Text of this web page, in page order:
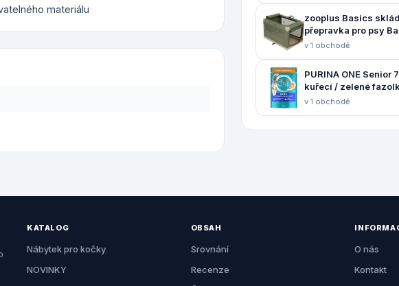
materiálu
zooplus Basics
přepravka pro psy
91 x Š 61 x V 58 cm
v 1 obchodě
PURINA ONE Senior
kuřecí / zelené
85 g)
v 1 obchodě
KATALOG
Nábytek pro kočky
NOVINKY
OBSAH
Srovnání
Recenze
O nás
Kontakt